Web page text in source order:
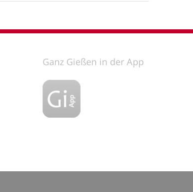
Ganz Gießen in der App